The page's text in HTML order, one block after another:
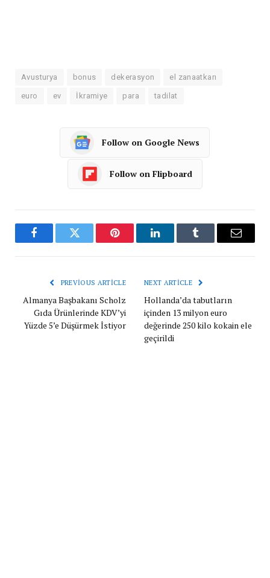
Avusturya bonus dekerasyon el zanaatkarı
euro ev İkramiye para tadilat
Follow on Google News
Follow on Flipboard
FacebookTwitter Pinterest LinkedInTumblr Email
PREVIOUS ARTICLE
Almanya Başbakanı Scholz
Gıda Ürünlerinde KDV’yi
Yüzde 5’e Düşürmek İstiyor
NEXT ARTICLE
Hollanda’da tabutların
içinden 13 milyon euro
değerinde 250 kilo kokain ele
geçirildi